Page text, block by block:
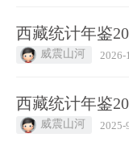
西藏统计年鉴
威震山河 2026-
西藏统计年鉴
威震山河 2025-